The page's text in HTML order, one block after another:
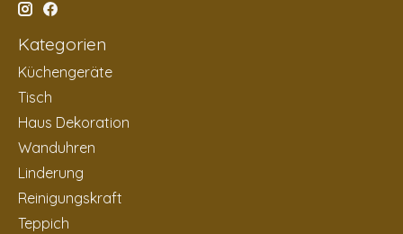
Kategorien
Küchengeräte
Tisch
Haus Dekoration
Wanduhren
Linderung
Reinigungskraft
Teppich